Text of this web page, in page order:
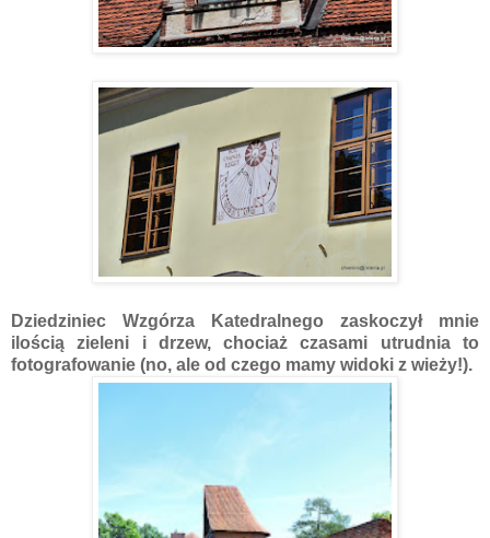
Dziedziniec Wzgórza Katedralnego zaskoczył mnie
ilością zieleni i drzew, chociaż czasami utrudnia to
fotografowanie (no, ale od czego mamy widoki z wieży!).